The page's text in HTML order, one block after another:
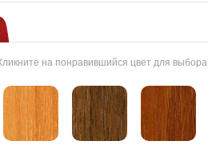
на понравившийся цвет для выбора